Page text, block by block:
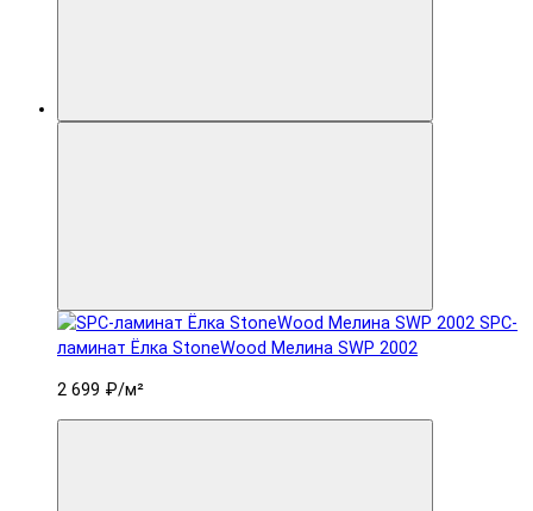
SPC-
ламинат Ëлка StoneWood Мелина SWP 2002
2 699 ₽/м²